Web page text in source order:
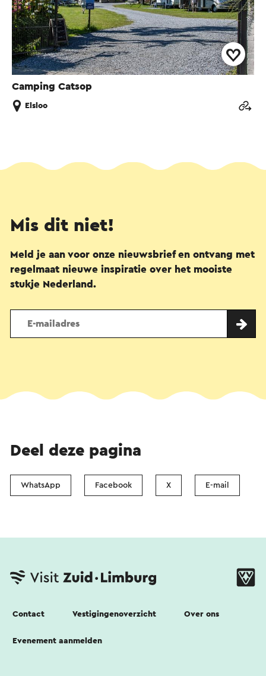
Camping Catsop
Elsloo
Mis dit niet!
Meld je aan voor onze nieuwsbrief en ontvang met
regelmaat nieuwe inspiratie over het mooiste
stukje Nederland.
Deel deze pagina
WhatsApp Facebook X E-mail
Contact Vestigingenoverzicht Over ons
Evenement aanmelden